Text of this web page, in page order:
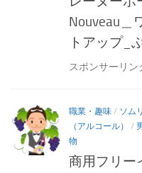
Nouveau＿
トアップ_
スポンサーリン
職業・趣味 / ソム
（アルコール）
/
物
商用フリー